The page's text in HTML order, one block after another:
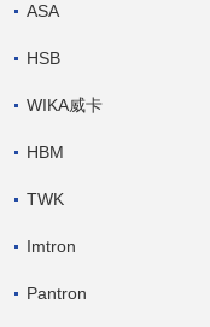
ASA
HSB
WIKA威卡
HBM
TWK
Imtron
Pantron